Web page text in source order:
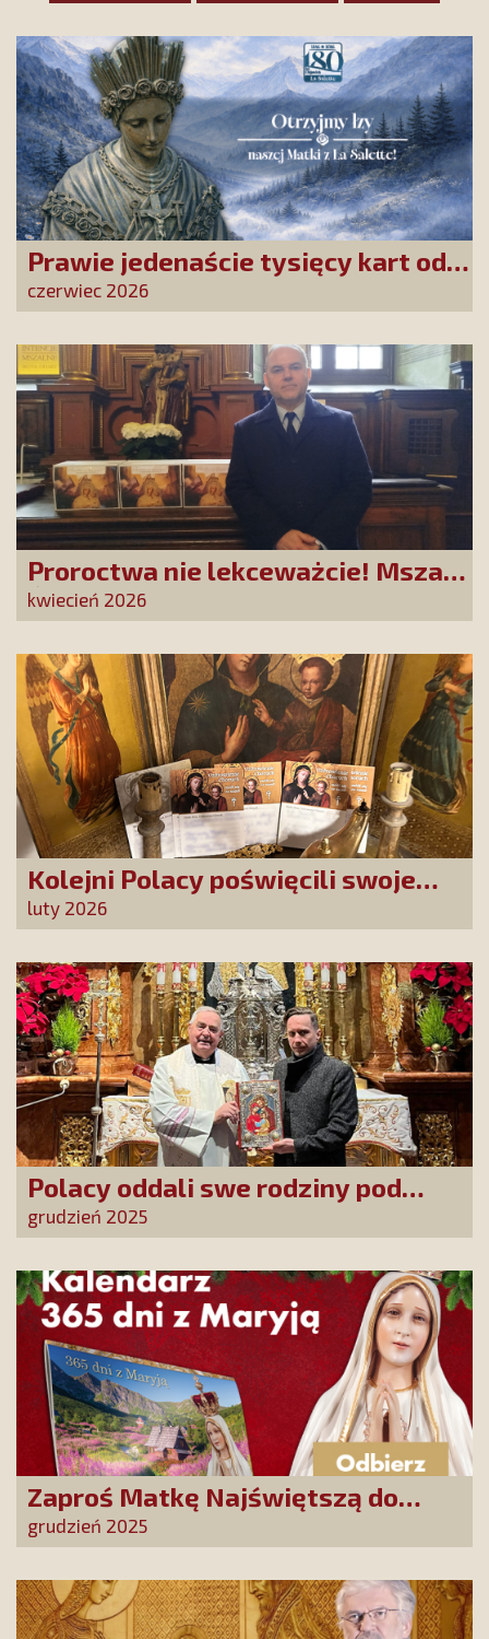
Prawie jedenaście tysięcy kart od
Przyjaciół Stowarzyszenia
złożonych w La Salette!
czerwiec 2026
Proroctwa nie lekceważcie! Msza
Święta na Jasnej Górze –
dziękujemy za Waszą obecność!
kwiecień 2026
Kolejni Polacy poświęcili swoje
sprawy Matce Bożej Uzdrowienie
Chorych!
luty 2026
Polacy oddali swe rodziny pod
opiekę Najświętszej Rodziny!
grudzień 2025
Zaproś Matkę Najświętszą do
swojego domu! Odbierz kalendarz
„365 dni z Maryją”
grudzień 2025